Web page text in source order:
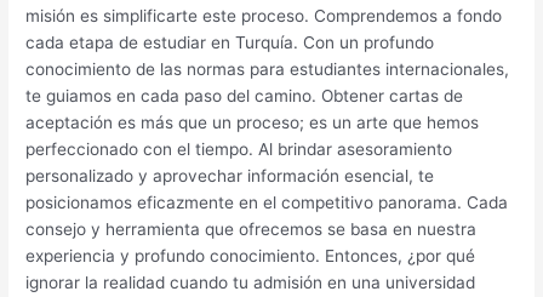
misión es simplificarte este proceso. Comprendemos a fondo
cada etapa de estudiar en Turquía. Con un profundo
conocimiento de las normas para estudiantes internacionales,
te guiamos en cada paso del camino. Obtener cartas de
aceptación es más que un proceso; es un arte que hemos
perfeccionado con el tiempo. Al brindar asesoramiento
personalizado y aprovechar información esencial, te
posicionamos eficazmente en el competitivo panorama. Cada
consejo y herramienta que ofrecemos se basa en nuestra
experiencia y profundo conocimiento. Entonces, ¿por qué
ignorar la realidad cuando tu admisión en una universidad